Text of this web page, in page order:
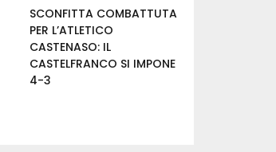
SCONFITTA COMBATTUTA
PER L’ATLETICO
CASTENASO: IL
CASTELFRANCO SI IMPONE
4-3